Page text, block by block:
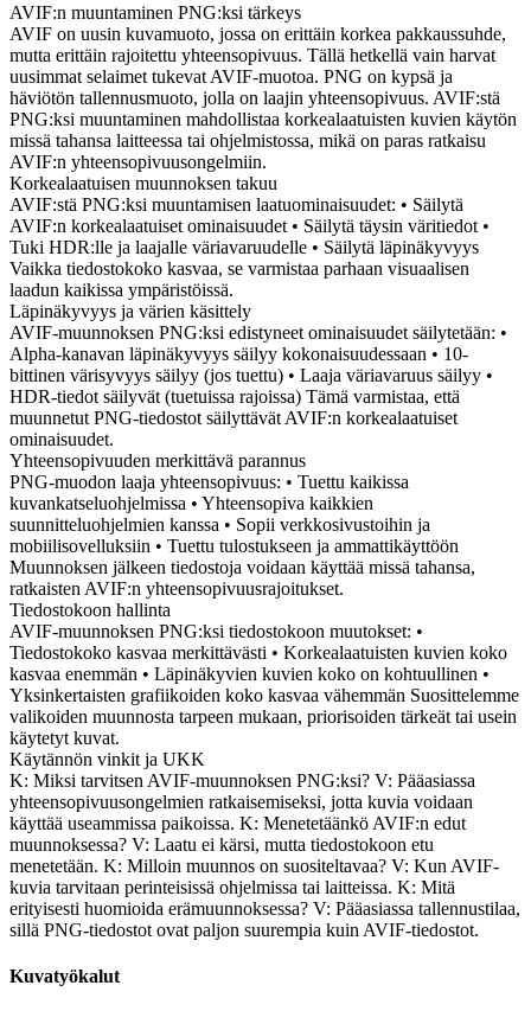
AVIF:n muuntaminen PNG:ksi tärkeys
AVIF on uusin kuvamuoto, jossa on erittäin korkea pakkaussuhde,
mutta erittäin rajoitettu yhteensopivuus. Tällä hetkellä vain harvat
uusimmat selaimet tukevat AVIF-muotoa. PNG on kypsä ja
häviötön tallennusmuoto, jolla on laajin yhteensopivuus. AVIF:stä
PNG:ksi muuntaminen mahdollistaa korkealaatuisten kuvien käytön
missä tahansa laitteessa tai ohjelmistossa, mikä on paras ratkaisu
AVIF:n yhteensopivuusongelmiin.
Korkealaatuisen muunnoksen takuu
AVIF:stä PNG:ksi muuntamisen laatuominaisuudet: • Säilytä
AVIF:n korkealaatuiset ominaisuudet • Säilytä täysin väritiedot •
Tuki HDR:lle ja laajalle väriavaruudelle • Säilytä läpinäkyvyys
Vaikka tiedostokoko kasvaa, se varmistaa parhaan visuaalisen
laadun kaikissa ympäristöissä.
Läpinäkyvyys ja värien käsittely
AVIF-muunnoksen PNG:ksi edistyneet ominaisuudet säilytetään: •
Alpha-kanavan läpinäkyvyys säilyy kokonaisuudessaan • 10-
bittinen värisyvyys säilyy (jos tuettu) • Laaja väriavaruus säilyy •
HDR-tiedot säilyvät (tuetuissa rajoissa) Tämä varmistaa, että
muunnetut PNG-tiedostot säilyttävät AVIF:n korkealaatuiset
ominaisuudet.
Yhteensopivuuden merkittävä parannus
PNG-muodon laaja yhteensopivuus: • Tuettu kaikissa
kuvankatseluohjelmissa • Yhteensopiva kaikkien
suunnitteluohjelmien kanssa • Sopii verkkosivustoihin ja
mobiilisovelluksiin • Tuettu tulostukseen ja ammattikäyttöön
Muunnoksen jälkeen tiedostoja voidaan käyttää missä tahansa,
ratkaisten AVIF:n yhteensopivuusrajoitukset.
Tiedostokoon hallinta
AVIF-muunnoksen PNG:ksi tiedostokoon muutokset: •
Tiedostokoko kasvaa merkittävästi • Korkealaatuisten kuvien koko
kasvaa enemmän • Läpinäkyvien kuvien koko on kohtuullinen •
Yksinkertaisten grafiikoiden koko kasvaa vähemmän Suosittelemme
valikoiden muunnosta tarpeen mukaan, priorisoiden tärkeät tai usein
käytetyt kuvat.
Käytännön vinkit ja UKK
K: Miksi tarvitsen AVIF-muunnoksen PNG:ksi? V: Pääasiassa
yhteensopivuusongelmien ratkaisemiseksi, jotta kuvia voidaan
käyttää useammissa paikoissa. K: Menetetäänkö AVIF:n edut
muunnoksessa? V: Laatu ei kärsi, mutta tiedostokoon etu
menetetään. K: Milloin muunnos on suositeltavaa? V: Kun AVIF-
kuvia tarvitaan perinteisissä ohjelmissa tai laitteissa. K: Mitä
erityisesti huomioida erämuunnoksessa? V: Pääasiassa tallennustilaa,
sillä PNG-tiedostot ovat paljon suurempia kuin AVIF-tiedostot.
Kuvatyökalut